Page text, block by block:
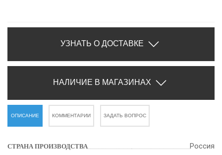
УЗНАТЬ О ДОСТАВКЕ
НАЛИЧИЕ В МАГАЗИНАХ
ОПИСАНИЕ КОММЕНТАРИИ ЗАДАТЬ ВОПРОС
СТРАНА ПРОИЗВОДСТВА Россия